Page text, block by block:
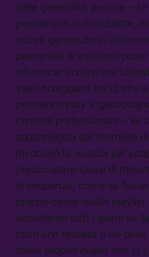
delle generalità precise –
prende con le cosiddette,
nuove generazioni.
passerelle di aspiranti
influencer schiavi del
vesti noleggiate del dj che
premendo play e
console professionale – lei
squarciagola del ritornello di
Invocano la musica pe’
preoccuparsi quasi di
in sequenza, come se
proprio come quella playlist
ascoltiamo tutti i giorni su
costi una tessera o un
fosse proprio quella non ci